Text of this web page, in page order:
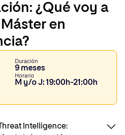
¿Qué voy a
en
Duración
9 meses
Horario
M y/o J: 19:00h-21:00h
Intelligence: